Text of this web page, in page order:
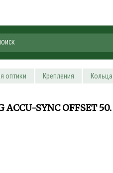
оптики Крепления Кольца
SYNC OFFSET